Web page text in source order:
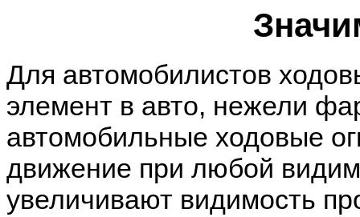
Для автомобилистов
элемент в авто, нежели
автомобильные ходовые
движение при любой
увеличивают видимость